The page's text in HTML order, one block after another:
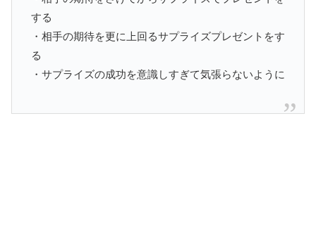
する
・相手の期待を更に上回るサプライズプレゼントをす
る
・サプライズの成功を意識しすぎて気張らないように